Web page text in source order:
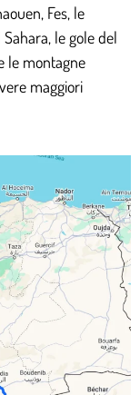
Fes, le
le gole del
le montagne
maggiori